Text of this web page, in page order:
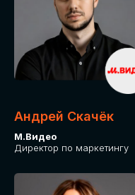
Андрей Скачёк
М.Видео
Директор по маркетингу